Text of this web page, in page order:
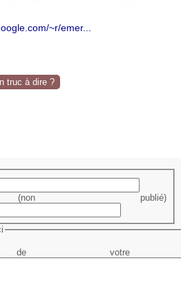
~r/emer...
truc à dire ?
publié)
votre